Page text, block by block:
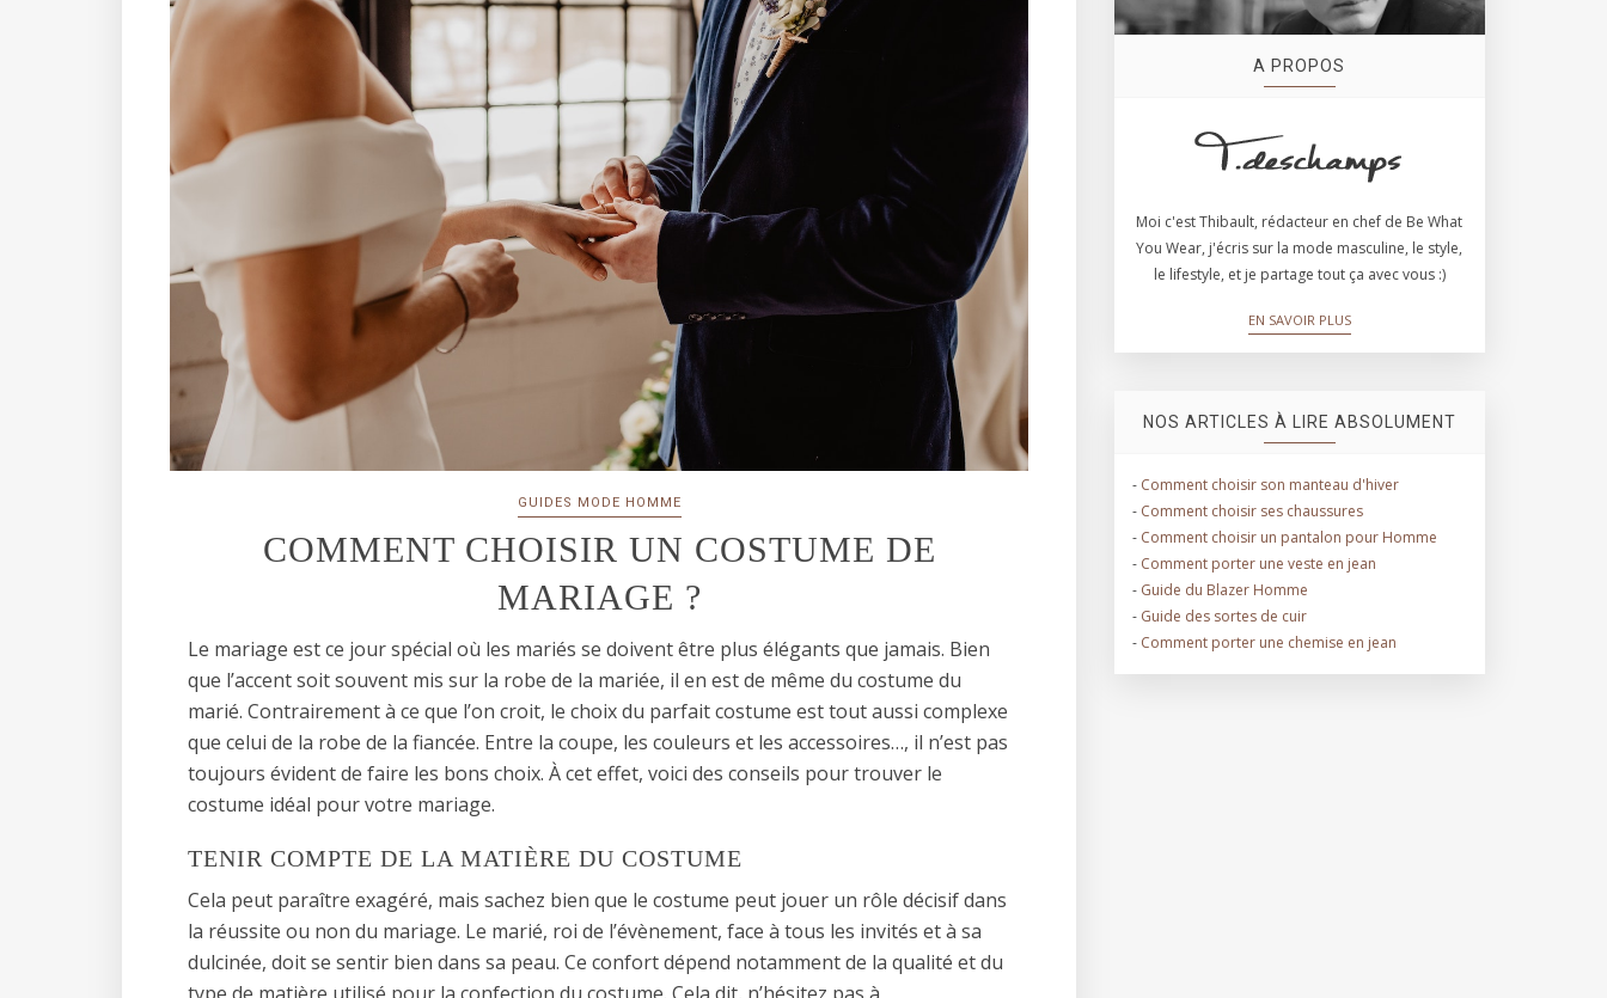
GUIDES MODE HOMME
COMMENT CHOISIR UN COSTUME DE
MARIAGE ?
Le mariage est ce jour spécial où les mariés se doivent être plus élégants que jamais. Bien
que l’accent soit souvent mis sur la robe de la mariée, il en est de même du costume du
marié. Contrairement à ce que l’on croit, le choix du parfait costume est tout aussi complexe
que celui de la robe de la fiancée. Entre la coupe, les couleurs et les accessoires…, il n’est pas
toujours évident de faire les bons choix. À cet effet, voici des conseils pour trouver le
costume idéal pour votre mariage.
TENIR COMPTE DE LA MATIÈRE DU COSTUME
Cela peut paraître exagéré, mais sachez bien que le costume peut jouer un rôle décisif dans
la réussite ou non du mariage. Le marié, roi de l’évènement, face à tous les invités et à sa
dulcinée, doit se sentir bien dans sa peau. Ce confort dépend notamment de la qualité et du
A PROPOS
Moi c'est Thibault, rédacteur en chef de Be What
You Wear, j'écris sur la mode masculine, le style,
le lifestyle, et je partage tout ça avec vous :)
EN SAVOIR PLUS
NOS ARTICLES À LIRE ABSOLUMENT
- Comment choisir son manteau d'hiver
- Comment choisir ses chaussures
- Comment choisir un pantalon pour Homme
- Comment porter une veste en jean
- Guide du Blazer Homme
- Guide des sortes de cuir
- Comment porter une chemise en jean